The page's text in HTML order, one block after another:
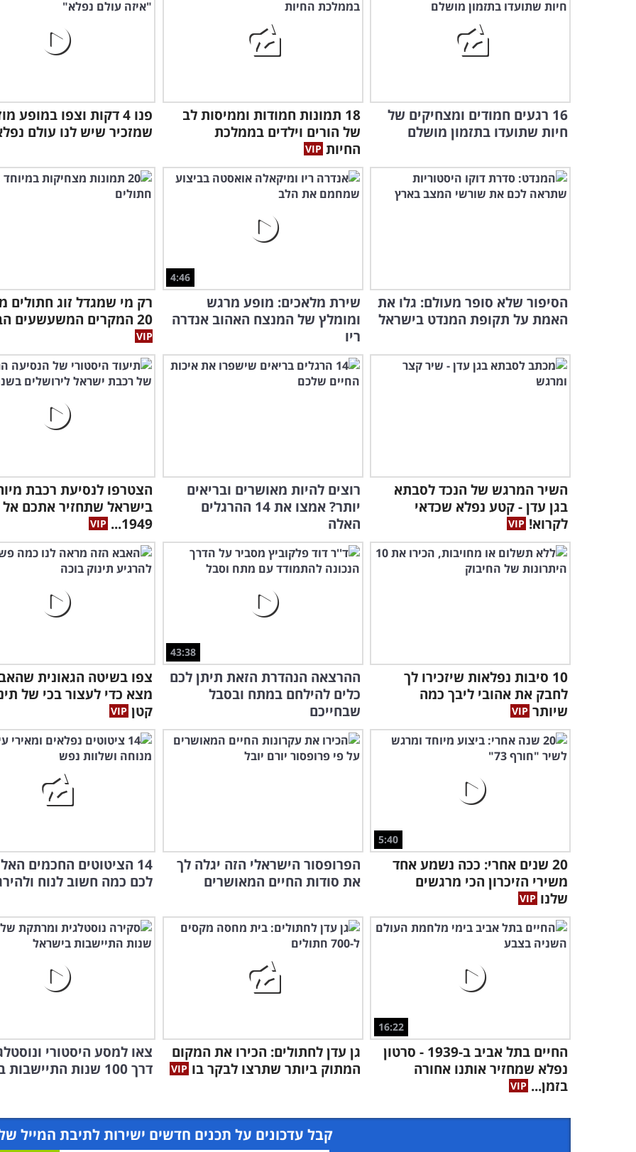
16 רגעים חמודים ומצחיקים של
חיות שתועדו בתזמון מושלם
18 תמונות חמודות וממיסות לב
של הורים וילדים בממלכת
החיות
פנו 4 דקות וצפו במופע
שמזכיר שיש לנו עולם
הסיפור שלא סופר מעולם: גלו את
האמת על תקופת המנדט בישראל
4:46
שירת מלאכים: מופע מרגש
ומומלץ של המנצח האהוב אנדרה
ריו
רק מי שמגדל זוג חתולים
20 המקרים המשעשעים הבאים!
השיר המרגש של הנכד לסבתא
בגן עדן - קטע נפלא שכדאי
לקרוא!
רוצים להיות מאושרים ובריאים
יותר? אמצו את 14 ההרגלים
האלה
הצטרפו לנסיעת רכבת
בישראל שתחזיר אתכם אל
1949...
10 סיבות נפלאות שיזכירו לך
לחבק את אהובי ליבך כמה
שיותר
43:38
ההרצאה הנהדרת הזאת תיתן לכם
כלים להילחם במתח ובסבל
שבחייכם
צפו בשיטה הגאונית
מצא כדי לעצור בכי של
קטן
5:40
20 שנים אחרי: ככה נשמע אחד
משירי הזיכרון הכי מרגשים
שלנו
הפרופסור הישראלי הזה יגלה לך
את סודות החיים המאושרים
14 הציטוטים החכמים
לכם כמה חשוב לנוח
16:22
החיים בתל אביב ב-1939 - סרטון
נפלא שמחזיר אותנו אחורה
בזמן...
גן עדן לחתולים: הכירו את המקום
המתוק ביותר שתרצו לבקר בו
צאו למסע היסטורי
דרך 100 שנות התיישבות בארץ
קבל עדכונים על תכנים חדשים ישירות לתיבת המייל